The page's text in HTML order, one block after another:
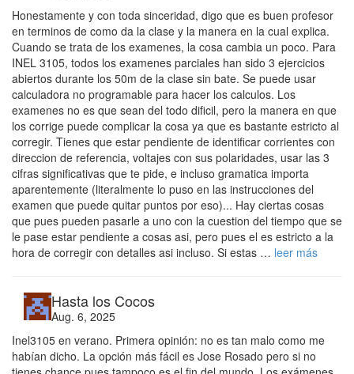
Honestamente y con toda sinceridad, digo que es buen profesor
en terminos de como da la clase y la manera en la cual explica.
Cuando se trata de los examenes, la cosa cambia un poco. Para
INEL 3105, todos los examenes parciales han sido 3 ejercicios
abiertos durante los 50m de la clase sin bate. Se puede usar
calculadora no programable para hacer los calculos. Los
examenes no es que sean del todo dificil, pero la manera en que
los corrige puede complicar la cosa ya que es bastante estricto al
corregir. Tienes que estar pendiente de identificar corrientes con
direccion de referencia, voltajes con sus polaridades, usar las 3
cifras significativas que te pide, e incluso gramatica importa
aparentemente (literalmente lo puso en las instrucciones del
examen que puede quitar puntos por eso)... Hay ciertas cosas
que pues pueden pasarle a uno con la cuestion del tiempo que se
le pase estar pendiente a cosas asi, pero pues el es estricto a la
hora de corregir con detalles asi incluso. Si estas … leer más
Hasta los Cocos
Aug. 6, 2025
Inel3105 en verano. Primera opinión: no es tan malo como me
habían dicho. La opción más fácil es Jose Rosado pero si no